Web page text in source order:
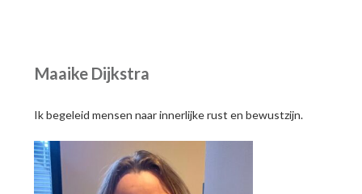
Maaike Dijkstra
Ik begeleid mensen naar innerlijke rust en bewustzijn.